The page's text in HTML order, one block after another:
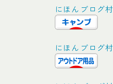
にほんブログ村
にほんブログ村